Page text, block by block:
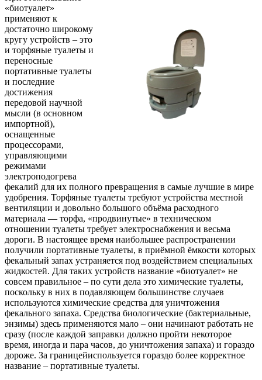
«биотуалет»
применяют к
достаточно широкому
кругу устройств – это
и торфяные туалеты и
переносные
портативные туалеты
и последние
достижения
передовой научной
мысли (в основном
импортной),
оснащенные
процессорами,
управляющими
режимами
электроподогрева
фекалий для их полного превращения в самые лучшие в мире
удобрения. Торфяные туалеты требуют устройства местной
вентиляции и довольно большого объёма расходного
материала — торфа, «продвинутые» в техническом
отношении туалеты требует электроснабжения и весьма
дороги. В настоящее время наибольшее распространении
получили портативные туалеты, в приёмной ёмкости которых
фекальный запах устраняется под воздействием специальных
жидкостей. Для таких устройств название «биотуалет» не
совсем правильное – по сути дела это химические туалеты,
поскольку в них в подавляющем большинстве случаев
используются химические средства для уничтожения
фекального запаха. Средства биологические (бактериальные,
энзимы) здесь применяются мало – они начинают работать не
сразу (после каждой заправки должно пройти некоторое
время, иногда и пара часов, до уничтожения запаха) и гораздо
дороже. За границейиспользуется гораздо более корректное
название – портативные туалеты.